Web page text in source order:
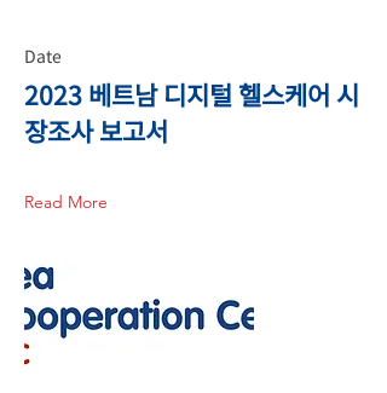
Date
2023 베트남 디지털 헬스케어 시
장조사 보고서
Read More